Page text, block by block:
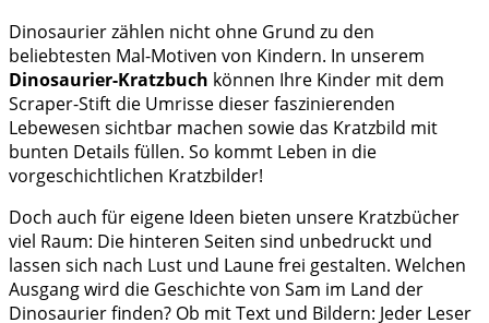
Dinosaurier zählen nicht ohne Grund zu den
beliebtesten Mal-Motiven von Kindern. In unserem
Dinosaurier-Kratzbuch können Ihre Kinder mit dem
Scraper-Stift die Umrisse dieser faszinierenden
Lebewesen sichtbar machen sowie das Kratzbild mit
bunten Details füllen. So kommt Leben in die
vorgeschichtlichen Kratzbilder!
Doch auch für eigene Ideen bieten unsere Kratzbücher
viel Raum: Die hinteren Seiten sind unbedruckt und
lassen sich nach Lust und Laune frei gestalten. Welchen
Ausgang wird die Geschichte von Sam im Land der
Dinosaurier finden? Ob mit Text und Bildern: Jeder Leser